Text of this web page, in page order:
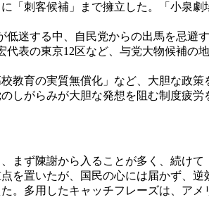
「刺客候補」まで擁立した。「小泉劇
迷する中、自民党からの出馬を忌避す
表の東京12区など、与党大物候補の
教育の実質無償化」など、大胆な政
がらみが大胆な発想を阻む制度疲労
ず陳謝から入ることが多く、続けて
置いたが、国民の心には届かず、逆
多用したキャッチフレーズは、アメ